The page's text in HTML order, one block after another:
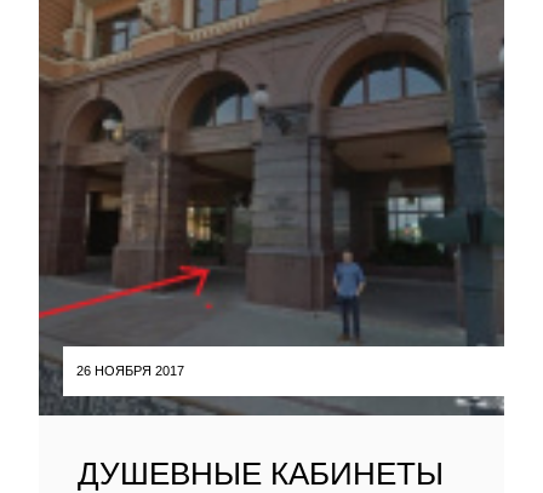
26 НОЯБРЯ 2017
ДУШЕВНЫЕ КАБИНЕТЫ